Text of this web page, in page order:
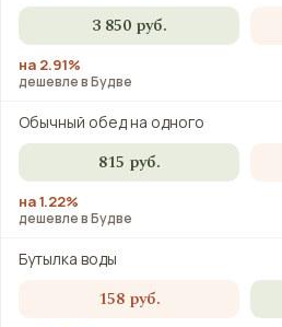
3 850 руб.
на 2.91%
дешевле в Будве
Обычный обед на одного
815 руб.
на 1.22%
дешевле в Будве
Бутылка воды
158 руб.